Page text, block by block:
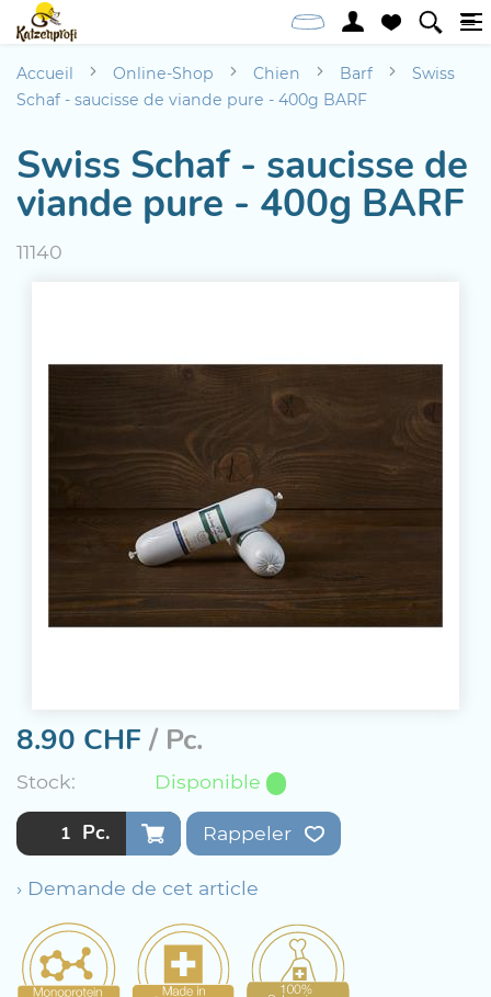
Accueil Online-Shop Chien Barf
Swiss
Schaf - saucisse de viande pure - 400g BARF
Swiss Schaf - saucisse de
viande pure - 400g BARF
11140
8.90 CHF/ Pc.
Stock: Disponible
Pc. Rappeler
› Demande de cet article